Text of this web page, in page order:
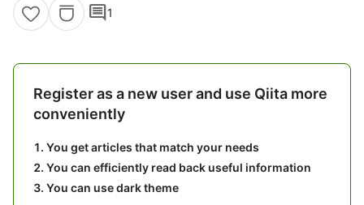
comment1
Register as a new user and use Qiita more
conveniently
You get articles that match your needs
You can efficiently read back useful information
You can use dark theme